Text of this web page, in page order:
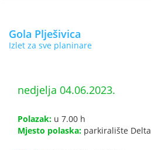
Gola Plješivica
Izlet za sve planinare
nedjelja 04.06.2023.
Polazak: u 7.00 h
Mjesto polaska: parkiralište Delta